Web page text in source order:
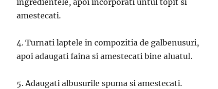
ingredientele, apoi incorporati untul topit si
amestecati.
4. Turnati laptele in compozitia de galbenusuri,
apoi adaugati faina si amestecati bine aluatul.
5. Adaugati albusurile spuma si amestecati.